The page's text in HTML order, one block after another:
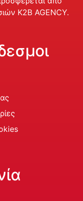
K2B AGENCY.